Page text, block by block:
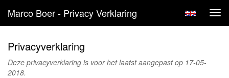
Marco Boer - Privacy Verklaring
Privacyverklaring
Deze privacyverklaring is voor het laatst aangepast op 17-05-
2018.